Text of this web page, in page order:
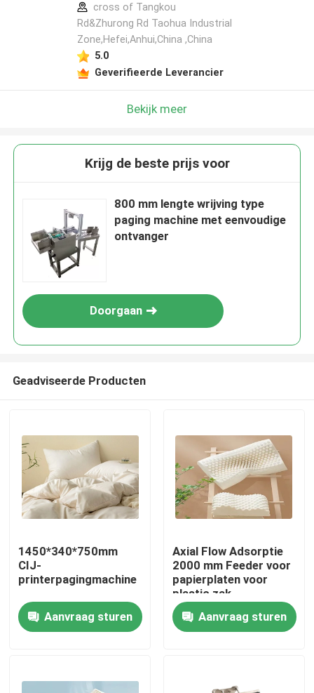
Thuis
cross of Tangkou
Rd&Zhurong Rd Taohua Industrial
Zone,Hefei,Anhui,China ,China
5.0
Geverifieerde Leverancier
Bekijk meer
Krijg de beste prijs voor
800 mm lengte wrijving type
paging machine met eenvoudige
ontvanger
Doorgaan
Geadviseerde Producten
1450*340*750mm
CIJ-
printerpagingmachine
Aanvraag sturen
Axial Flow Adsorptie
2000 mm Feeder voor
papierplaten voor
plastic zak
Aanvraag sturen